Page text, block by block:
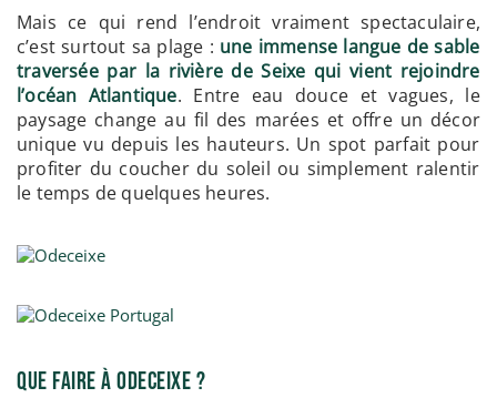
Mais ce qui rend l’endroit vraiment spectaculaire,
c’est surtout sa plage : une immense langue de sable
traversée par la rivière de Seixe qui vient rejoindre
l’océan Atlantique. Entre eau douce et vagues, le
paysage change au fil des marées et offre un décor
unique vu depuis les hauteurs. Un spot parfait pour
profiter du coucher du soleil ou simplement ralentir
le temps de quelques heures.
Que Faire à Odeceixe ?